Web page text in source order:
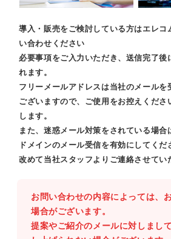
導入・販売をご検討している方はエレコ
い合わせください
必要事項をご入力いただき、送信完了後
れます。
フリーメールアドレスは当社のメールを
ございますので、ご使用をお控えくださ
します。
また、迷惑メール対策をされている場合
ドメインのメール受信を有効にしてくだ
改めて当社スタッフよりご連絡させてい
お問い合わせの内容によっては、
場合がございます。
提案やご紹介のメールに対しまし